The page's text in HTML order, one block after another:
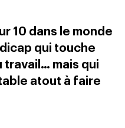
10 dans le monde
qui touche
travail… mais qui
atout à faire